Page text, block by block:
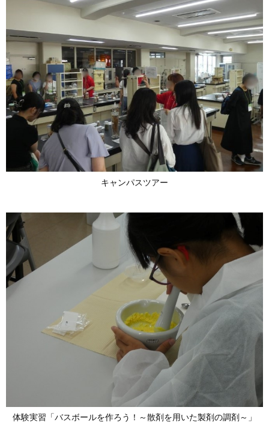
キャンパスツアー
体験実習「バスボールを作ろう！～散剤を用いた製剤の調剤～」